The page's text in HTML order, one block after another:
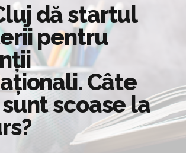
dă startul
pentru
Câte
scoase la